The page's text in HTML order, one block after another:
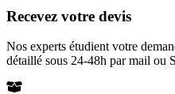
Recevez votre devis
Nos experts étudient votre
détaillé sous 24-48h par mail ou